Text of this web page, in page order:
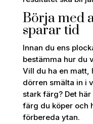
Börja med
sparar tid
Innan du ens
bestämma hur du
Vill du ha en matt,
dörren smälta in i
stark färg? Det
färg du köper och
förbereda ytan.